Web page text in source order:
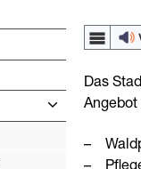
Das
Angebot